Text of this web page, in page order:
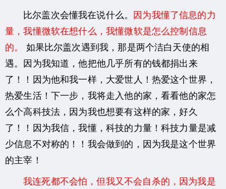
比尔盖次会懂我在说什么。 因为我懂了信息的力
量，我懂微软在想什么，我懂微软是怎么控制信息
的。
如果比尔盖次遇到我，那是两个洁白天使的相
遇。因为我知道，他把他几乎所有的钱都捐出来
了！！因为他和我一样，大爱世人！热爱这个世界，
热爱生活！下一步，我将走入他的家，看看他的家怎
么个高科技法，因为我也想要有这样的家，好久
了！！因为我信，我懂，科技的力量！科技力量是减
少信息不对称的！！我会做到的，因为我是这个世界
的主宰！
我连死都不会怕，但我又不会自杀的，因为我是